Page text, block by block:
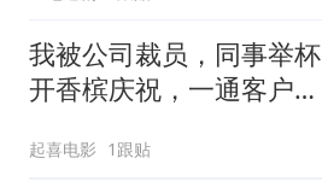
我被公司裁员，同事举杯
开香槟庆祝，一通客户解
个错愕失神
起喜电影 1跟贴